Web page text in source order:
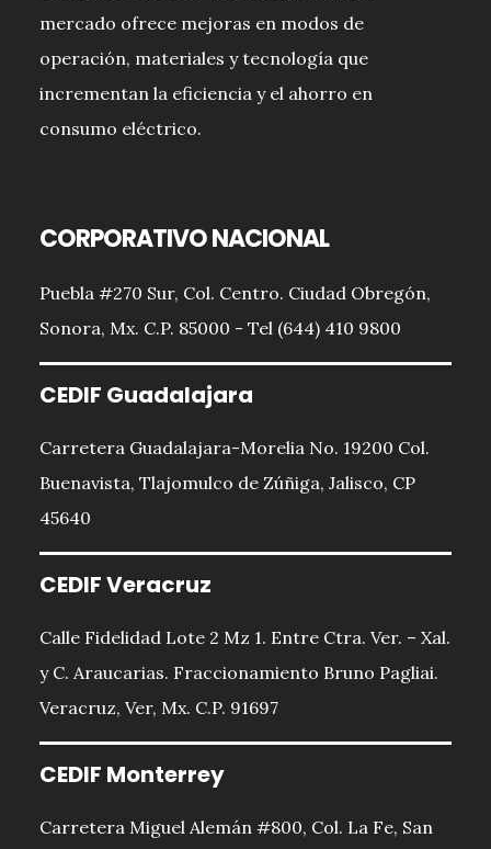
mercado ofrece mejoras en modos de
operación, materiales y tecnología que
incrementan la eficiencia y el ahorro en
consumo eléctrico.
CORPORATIVO NACIONAL
Puebla #270 Sur, Col. Centro. Ciudad Obregón,
Sonora, Mx. C.P. 85000 - Tel (644) 410 9800
CEDIF Guadalajara
Carretera Guadalajara-Morelia No. 19200 Col.
Buenavista, Tlajomulco de Zúñiga, Jalisco, CP
45640
CEDIF Veracruz
Calle Fidelidad Lote 2 Mz 1. Entre Ctra. Ver. – Xal.
y C. Araucarias. Fraccionamiento Bruno Pagliai.
Veracruz, Ver, Mx. C.P. 91697
CEDIF Monterrey
Carretera Miguel Alemán #800, Col. La Fe, San